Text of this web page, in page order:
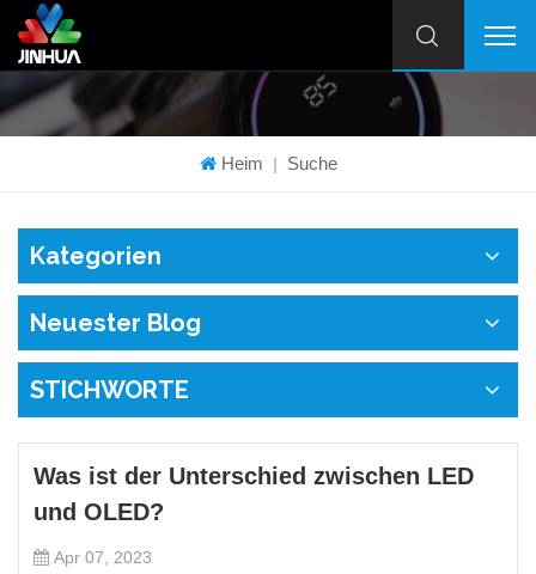
Heim | Suche
Kategorien
Neuester Blog
STICHWORTE
Was ist der Unterschied zwischen LED
und OLED?
Apr 07, 2023